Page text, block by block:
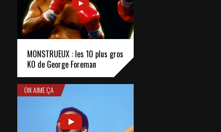
MONSTRUEUX : les 10 plus gros
KO de George Foreman
ON AIME ÇA